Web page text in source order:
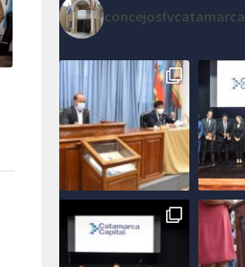
concejosfvcatamarca